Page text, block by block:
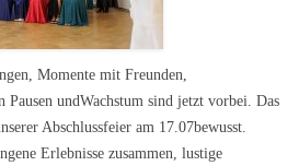
Momente mit Freunden,
Pausen undWachstum sind jetzt vorbei. Das
Abschlussfeier am 17.07bewusst.
Erlebnisse zusammen, lustige